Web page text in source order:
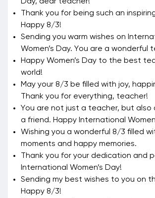
Thank you for being such an
Happy 8/3!
Sending you warm wishes on
Women’s Day. You are a wonderful
Happy Women’s Day to the best
world!
May your 8/3 be filled with joy,
Thank you for everything, teacher!
You are not just a teacher, but also
a friend. Happy International
Wishing you a wonderful 8/3 filled
moments and happy memories.
Thank you for your dedication and
International Women’s Day!
Sending my best wishes to you on
Happy 8/3!